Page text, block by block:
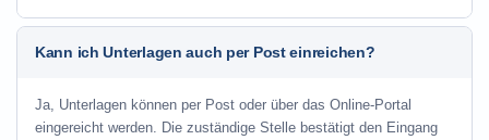
Kann ich Unterlagen auch per Post einreichen?
Ja, Unterlagen können per Post oder über das Online-Portal
eingereicht werden. Die zuständige Stelle bestätigt den Eingang